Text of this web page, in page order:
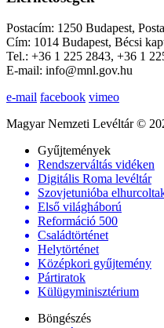
Postacím: 1250 Budapest,
Cím: 1014 Budapest, Bécsi
Tel.: +36 1 225 2843, +36 1
E-mail: info@mnl.gov.hu
e-mail facebook vimeo
Magyar Nemzeti Levéltár ©
Gyűjtemények
Rendszerváltás vidéken
Digitális Roma levéltár
Szovjetunióba
Első világháború
Reformáció 500
Családtörténet
Helytörténet
Középkori gyűjtemény
Pártiratok
Külügyminisztérium
Böngészés